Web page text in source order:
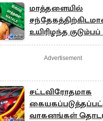
மாத்தளையில்
உயிரிழந்த
Advertisement
சட்டவிரோதமாக
வாகனங்கள்